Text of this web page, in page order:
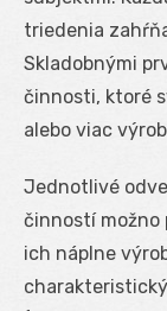
triedenia
Skladobnými
činnosti, ktoré
alebo viac
Jednotlivé
činností možno
ich náplne